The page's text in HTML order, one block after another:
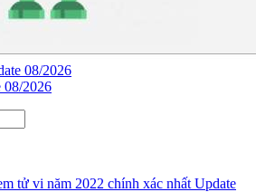
08/2026
08/2026
tử vi năm 2022 chính xác nhất Update